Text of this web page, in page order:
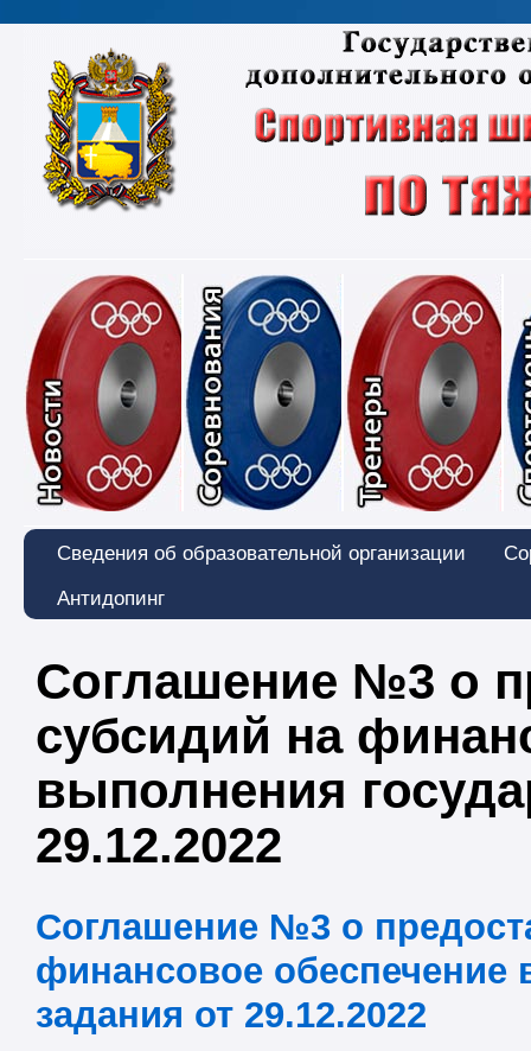
Новости Соревнования
Сведения об образовательной организации
Антидопинг
Соглашение №3 о
субсидий на
выполнения
29.12.2022
Соглашение №3 о
финансовое обеспечение
задания от 29.12.2022